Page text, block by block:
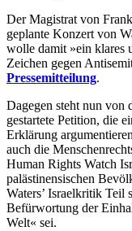
Der Magistrat von
geplante Konzert von
wolle damit »ein klares
Zeichen gegen
Pressemitteilung.
Dagegen steht nun von
gestartete Petition, die
Erklärung
auch die
Human Rights Watch
palästinensischen
Waters’ Israelkritik Teil
Befürwortung der
Welt« sei.